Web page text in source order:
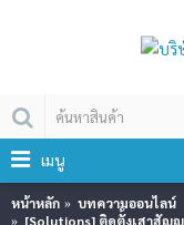
เมนู
หน้าหลัก
บทความออนไลน์
[Solutions] ติดตั้งเสาสั